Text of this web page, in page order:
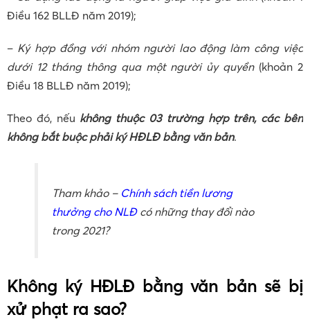
Điều 162 BLLĐ năm 2019);
– Ký hợp đồng với nhóm người lao động làm công việc
dưới 12 tháng thông qua một người ủy quyền(khoản 2
Điều 18 BLLĐ năm 2019);
Theo đó, nếu không thuộc 03 trường hợp trên, các bên
không bắt buộc phải ký HĐLĐ bằng văn bản.
Tham khảo – Chính sách tiền lương
thưởng cho NLĐcó những thay đổi nào
trong 2021?
Không ký HĐLĐ bằng văn bản sẽ bị
xử phạt ra sao?